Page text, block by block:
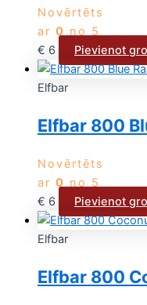
Novērtēts
ar 0 no 5
€ 6 Pievienot
Elfbar
Elfbar 800
Novērtēts
ar 0 no 5
€ 6 Pievienot
Elfbar
Elfbar 800